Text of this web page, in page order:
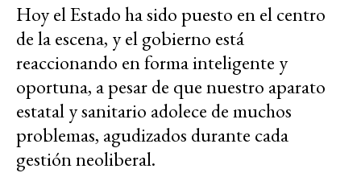
Hoy el Estado ha sido puesto en el centro
de la escena, y el gobierno está
reaccionando en forma inteligente y
oportuna, a pesar de que nuestro aparato
estatal y sanitario adolece de muchos
problemas, agudizados durante cada
gestión neoliberal.